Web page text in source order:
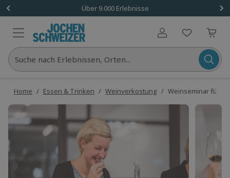
Über 9.000 Erlebnisse
Benutzerkonto
Suche nach Erlebnissen, Orten...
Home / Essen & Trinken / Weinverkostung / Weinseminar für